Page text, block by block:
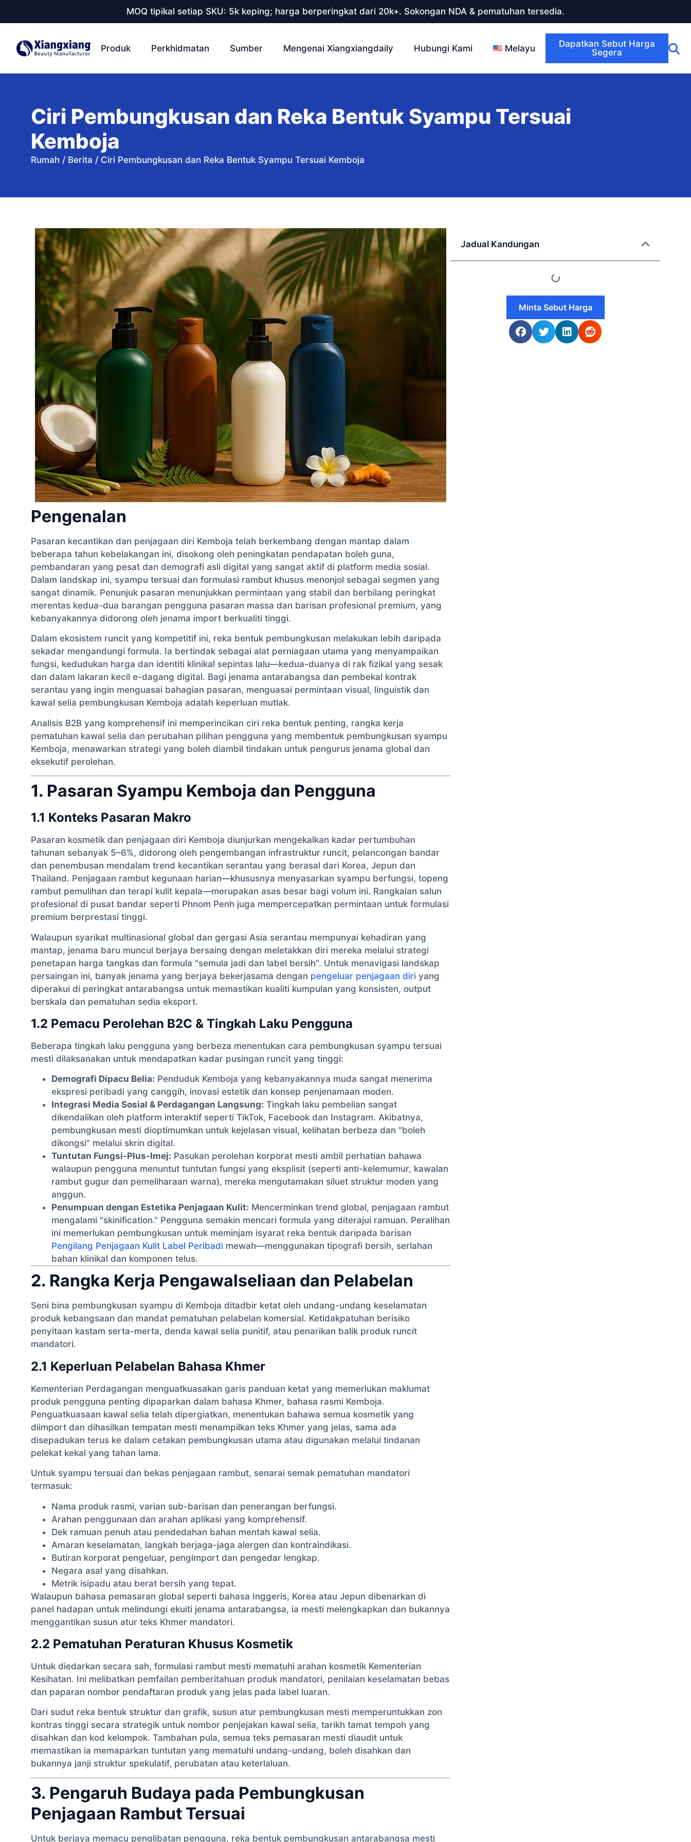
MOQ tipikal setiap SKU: 5k keping; harga berperingkat dari 20k+. Sokongan NDA & pematuhan tersedia.
Produk Perkhidmatan Sumber Mengenai Xiangxiangdaily Hubungi Kami Melayu
Dapatkan Sebut Harga
Segera
Ciri Pembungkusan dan Reka Bentuk Syampu Tersuai
Kemboja
Rumah / Berita / Ciri Pembungkusan dan Reka Bentuk Syampu Tersuai Kemboja
Pengenalan
Pasaran kecantikan dan penjagaan diri Kemboja telah berkembang dengan mantap dalam
beberapa tahun kebelakangan ini, disokong oleh peningkatan pendapatan boleh guna,
pembandaran yang pesat dan demografi asli digital yang sangat aktif di platform media sosial.
Dalam landskap ini, syampu tersuai dan formulasi rambut khusus menonjol sebagai segmen yang
sangat dinamik. Penunjuk pasaran menunjukkan permintaan yang stabil dan berbilang peringkat
merentas kedua-dua barangan pengguna pasaran massa dan barisan profesional premium, yang
kebanyakannya didorong oleh jenama import berkualiti tinggi.
Dalam ekosistem runcit yang kompetitif ini, reka bentuk pembungkusan melakukan lebih daripada
sekadar mengandungi formula. Ia bertindak sebagai alat perniagaan utama yang menyampaikan
fungsi, kedudukan harga dan identiti klinikal sepintas lalu—kedua-duanya di rak fizikal yang sesak
dan dalam lakaran kecil e-dagang digital. Bagi jenama antarabangsa dan pembekal kontrak
serantau yang ingin menguasai bahagian pasaran, menguasai permintaan visual, linguistik dan
kawal selia pembungkusan Kemboja adalah keperluan mutlak.
Analisis B2B yang komprehensif ini memperincikan ciri reka bentuk penting, rangka kerja
pematuhan kawal selia dan perubahan pilihan pengguna yang membentuk pembungkusan syampu
Kemboja, menawarkan strategi yang boleh diambil tindakan untuk pengurus jenama global dan
eksekutif perolehan.
1. Pasaran Syampu Kemboja dan Pengguna
1.1 Konteks Pasaran Makro
Pasaran kosmetik dan penjagaan diri Kemboja diunjurkan mengekalkan kadar pertumbuhan
tahunan sebanyak 5–6%, didorong oleh pengembangan infrastruktur runcit, pelancongan bandar
dan penembusan mendalam trend kecantikan serantau yang berasal dari Korea, Jepun dan
Thailand. Penjagaan rambut kegunaan harian—khususnya menyasarkan syampu berfungsi, topeng
rambut pemulihan dan terapi kulit kepala—merupakan asas besar bagi volum ini. Rangkaian salun
profesional di pusat bandar seperti Phnom Penh juga mempercepatkan permintaan untuk formulasi
premium berprestasi tinggi.
Walaupun syarikat multinasional global dan gergasi Asia serantau mempunyai kehadiran yang
mantap, jenama baru muncul berjaya bersaing dengan meletakkan diri mereka melalui strategi
penetapan harga tangkas dan formula "semula jadi dan label bersih". Untuk menavigasi landskap
persaingan ini, banyak jenama yang berjaya bekerjasama dengan pengeluar penjagaan diri yang
diperakui di peringkat antarabangsa untuk memastikan kualiti kumpulan yang konsisten, output
berskala dan pematuhan sedia eksport.
1.2 Pemacu Perolehan B2C & Tingkah Laku Pengguna
Beberapa tingkah laku pengguna yang berbeza menentukan cara pembungkusan syampu tersuai
mesti dilaksanakan untuk mendapatkan kadar pusingan runcit yang tinggi:
Demografi Dipacu Belia: Penduduk Kemboja yang kebanyakannya muda sangat menerima
ekspresi peribadi yang canggih, inovasi estetik dan konsep penjenamaan moden.
Integrasi Media Sosial & Perdagangan Langsung: Tingkah laku pembelian sangat
dikendalikan oleh platform interaktif seperti TikTok, Facebook dan Instagram. Akibatnya,
pembungkusan mesti dioptimumkan untuk kejelasan visual, kelihatan berbeza dan "boleh
dikongsi" melalui skrin digital.
Tuntutan Fungsi-Plus-Imej: Pasukan perolehan korporat mesti ambil perhatian bahawa
walaupun pengguna menuntut tuntutan fungsi yang eksplisit (seperti anti-kelemumur, kawalan
rambut gugur dan pemeliharaan warna), mereka mengutamakan siluet struktur moden yang
anggun.
Penumpuan dengan Estetika Penjagaan Kulit: Mencerminkan trend global, penjagaan rambut
mengalami "skinification." Pengguna semakin mencari formula yang diterajui ramuan. Peralihan
ini memerlukan pembungkusan untuk meminjam isyarat reka bentuk daripada barisan
Pengilang Penjagaan Kulit Label Peribadi mewah—menggunakan tipografi bersih, serlahan
bahan klinikal dan komponen telus.
2. Rangka Kerja Pengawalseliaan dan Pelabelan
Seni bina pembungkusan syampu di Kemboja ditadbir ketat oleh undang-undang keselamatan
produk kebangsaan dan mandat pematuhan pelabelan komersial. Ketidakpatuhan berisiko
penyitaan kastam serta-merta, denda kawal selia punitif, atau penarikan balik produk runcit
mandatori.
2.1 Keperluan Pelabelan Bahasa Khmer
Kementerian Perdagangan menguatkuasakan garis panduan ketat yang memerlukan maklumat
produk pengguna penting dipaparkan dalam bahasa Khmer, bahasa rasmi Kemboja.
Penguatkuasaan kawal selia telah dipergiatkan, menentukan bahawa semua kosmetik yang
diimport dan dihasilkan tempatan mesti menampilkan teks Khmer yang jelas, sama ada
disepadukan terus ke dalam cetakan pembungkusan utama atau digunakan melalui tindanan
pelekat kekal yang tahan lama.
Untuk syampu tersuai dan bekas penjagaan rambut, senarai semak pematuhan mandatori
termasuk:
Nama produk rasmi, varian sub-barisan dan penerangan berfungsi.
Arahan penggunaan dan arahan aplikasi yang komprehensif.
Dek ramuan penuh atau pendedahan bahan mentah kawal selia.
Amaran keselamatan, langkah berjaga-jaga alergen dan kontraindikasi.
Butiran korporat pengeluar, pengimport dan pengedar lengkap.
Negara asal yang disahkan.
Metrik isipadu atau berat bersih yang tepat.
Walaupun bahasa pemasaran global seperti bahasa Inggeris, Korea atau Jepun dibenarkan di
panel hadapan untuk melindungi ekuiti jenama antarabangsa, ia mesti melengkapkan dan bukannya
menggantikan susun atur teks Khmer mandatori.
2.2 Pematuhan Peraturan Khusus Kosmetik
Untuk diedarkan secara sah, formulasi rambut mesti mematuhi arahan kosmetik Kementerian
Kesihatan. Ini melibatkan pemfailan pemberitahuan produk mandatori, penilaian keselamatan bebas
dan paparan nombor pendaftaran produk yang jelas pada label luaran.
Dari sudut reka bentuk struktur dan grafik, susun atur pembungkusan mesti memperuntukkan zon
kontras tinggi secara strategik untuk nombor penjejakan kawal selia, tarikh tamat tempoh yang
disahkan dan kod kelompok. Tambahan pula, semua teks pemasaran mesti diaudit untuk
memastikan ia memaparkan tuntutan yang mematuhi undang-undang, boleh disahkan dan
bukannya janji struktur spekulatif, perubatan atau keterlaluan.
3. Pengaruh Budaya pada Pembungkusan
Penjagaan Rambut Tersuai
Untuk berjaya memacu penglibatan pengguna, reka bentuk pembungkusan antarabangsa mesti
Jadual Kandungan
Minta Sebut Harga